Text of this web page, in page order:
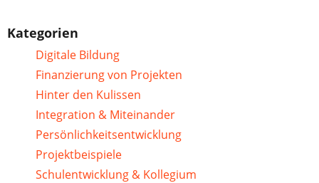
Kategorien
Digitale Bildung
Finanzierung von Projekten
Hinter den Kulissen
Integration & Miteinander
Persönlichkeitsentwicklung
Projektbeispiele
Schulentwicklung & Kollegium